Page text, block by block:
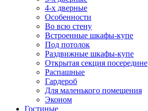
4-х дверные
Особенности
Во всю стену
Встроенные шкафы-купе
Под потолок
Раздвижные шкафы-купе
Открытая секция посередине
Распашные
Гардероб
Для маленького помещения
Эконом
Гостиные